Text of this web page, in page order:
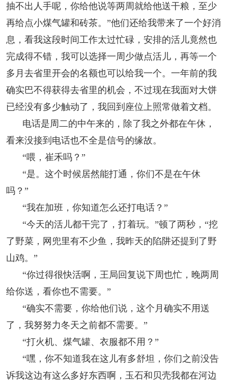
抽不出人手呢，你给他说等两周就给他送干粮，至少
再给点小煤气罐和砖茶。”他们还给我带来了一个好消
息，看我这段时间工作太过忙碌，安排的活儿竟然也
完成得不错，我可以选择一周少做点活儿，再等一个
多月去省里开会的名额也可以给我一个。一年前的我
确实巴不得获得去省里的机会，不过现在我面对大饼
已经没有多少触动了，我回到座位上照常做着文档。
电话是周二的中午来的，除了我之外都在午休，
看来没接到电话也不全是信号的缘故。
“喂，崔禾吗？”
“是。这个时候居然能打通，你们不是在午休
吗？”
“我在加班，你知道怎么还打电话？”
“今天的活儿都干完了，打着玩。”顿了两秒，“挖
了野菜，网兜里有不少鱼，我昨天的陷阱还提到了野
山鸡。”
“你过得很快活啊，王局回复说下周也忙，晚两周
给你送，看你也不需要。”
“确实不需要，你给他们说，这个月确实不用送
了，我努努力冬天之前都不需要。”
“打火机、煤气罐、衣服都不用？”
“嘿，你不知道我在这儿有多舒坦，你们之前没告
诉我这边有这么多好东西啊，玉石和贝壳我都在河边